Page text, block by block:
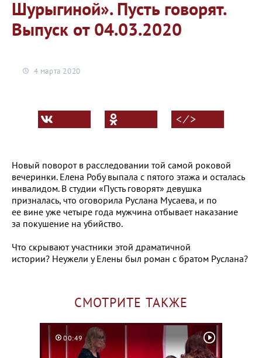
Шурыгиной». Пусть говорят.
Выпуск от 04.03.2020
4 марта 2020
< ⁄ >
Новый поворот в расследовании той самой роковой
вечеринки. Елена Робу выпала с пятого этажа и осталась
инвалидом. В студии «Пусть говорят» девушка
призналась, что оговорила Руслана Мусаева, и по
ее вине уже четыре года мужчина отбывает наказание
за покушение на убийство.
Что скрывают участники этой драматичной
истории? Неужели у Елены был роман с братом Руслана?
СМОТРИТЕ ТАКЖЕ
00:49